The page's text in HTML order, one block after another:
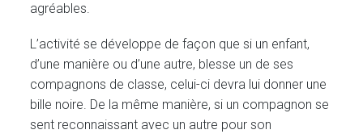
agréables.
L’activité se développe de façon que si un enfant,
d’une manière ou d’une autre, blesse un de ses
compagnons de classe, celui-ci devra lui donner une
bille noire. De la même manière, si un compagnon se
sent reconnaissant avec un autre pour son